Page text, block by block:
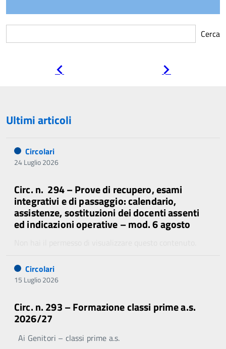
Cerca
Ultimi articoli
Circolari
24 Luglio 2026
Circ. n. 294 – Prove di recupero, esami
integrativi e di passaggio: calendario,
assistenze, sostituzioni dei docenti assenti
ed indicazioni operative – mod. 6 agosto
Circolari
15 Luglio 2026
Circ. n. 293 – Formazione classi prime a.s.
2026/27
Ai Genitori – classi prime a.s.